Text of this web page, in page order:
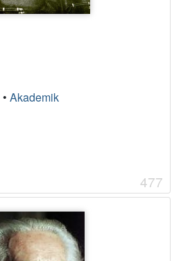
• Akademik
477